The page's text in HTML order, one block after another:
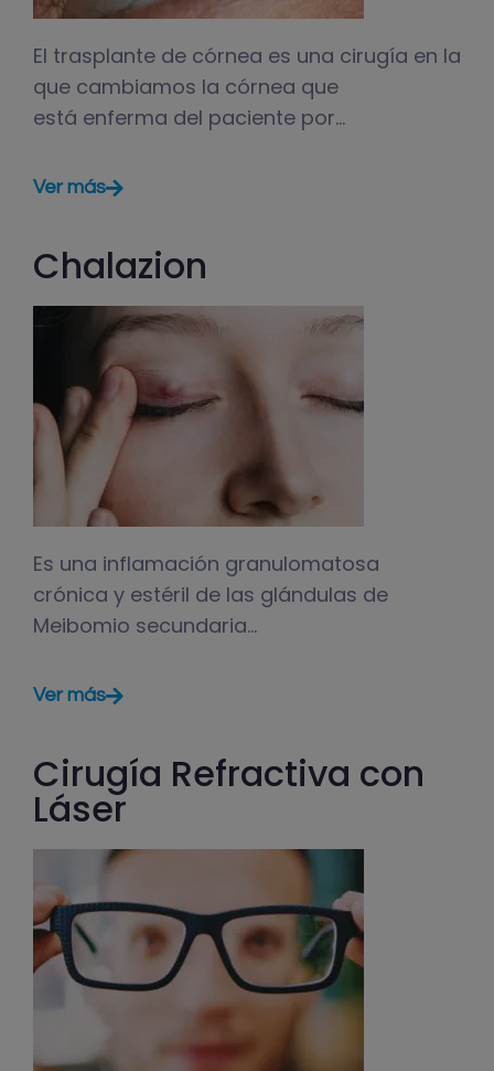
El trasplante de córnea es una cirugía en la
que cambiamos la córnea que
está enferma del paciente por…
Ver más
Chalazion
Es una inflamación granulomatosa
crónica y estéril de las glándulas de
Meibomio secundaria…
Ver más
Cirugía Refractiva con
Láser